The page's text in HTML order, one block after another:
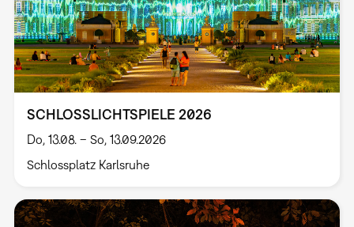
SCHLOSSLICHTSPIELE 2026
Do, 13.08. – So, 13.09.2026
Schlossplatz Karlsruhe